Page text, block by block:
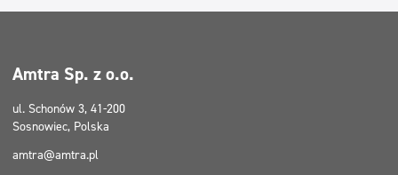
Horeca
Beauty
Amtra Sp. z o.o.
ul. Schonów 3, 41-200
Sosnowiec, Polska
amtra@amtra.pl